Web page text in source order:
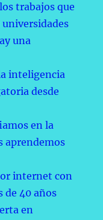
trabajos que
una
inteligencia
desde
en la
aprendemos
internet con
de 40 años
en